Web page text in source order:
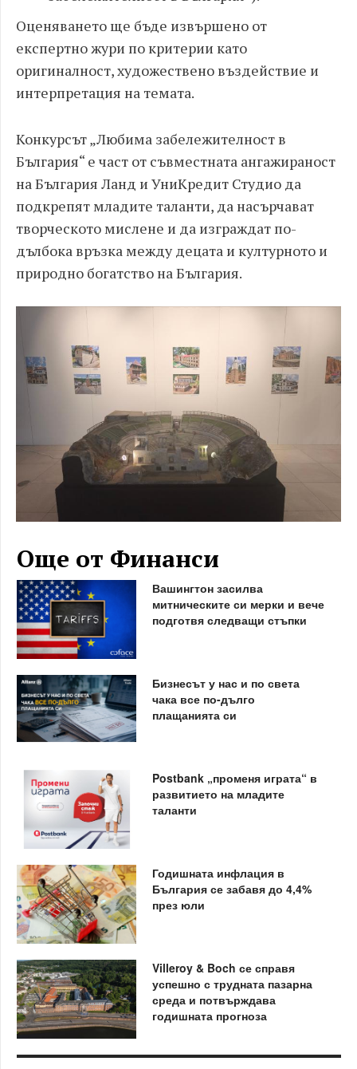
Оценяването ще бъде извършено от
експертно жури по критерии като
оригиналност, художествено въздействие и
интерпретация на темата.
Конкурсът „Любима забележителност в
България“ е част от съвместната ангажираност
на България Ланд и УниКредит Студио да
подкрепят младите таланти, да насърчават
творческото мислене и да изграждат по-
дълбока връзка между децата и културното и
природно богатство на България.
Още от Финанси
Вашингтон засилва
митническите си мерки и вече
подготвя следващи стъпки
Бизнесът у нас и по света
чака все по-дълго
плащанията си
Postbank „променя играта“ в
развитието на младите
таланти
Годишната инфлация в
България се забавя до 4,4%
през юли
Villeroy & Boch се справя
успешно с трудната пазарна
среда и потвърждава
годишната прогноза